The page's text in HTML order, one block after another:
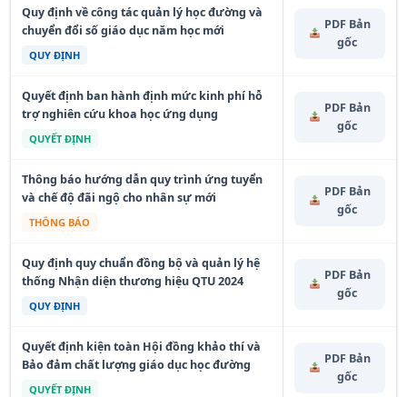
Quy định về công tác quản lý học đường và
chuyển đổi số giáo dục năm học mới
QUY ĐỊNH
PDF Bản
gốc
Quyết định ban hành định mức kinh phí hỗ
trợ nghiên cứu khoa học ứng dụng
QUYẾT ĐỊNH
PDF Bản
gốc
Thông báo hướng dẫn quy trình ứng tuyển
và chế độ đãi ngộ cho nhân sự mới
THÔNG BÁO
PDF Bản
gốc
Quy định quy chuẩn đồng bộ và quản lý hệ
thống Nhận diện thương hiệu QTU 2024
QUY ĐỊNH
PDF Bản
gốc
Quyết định kiện toàn Hội đồng khảo thí và
Bảo đảm chất lượng giáo dục học đường
QUYẾT ĐỊNH
PDF Bản
gốc